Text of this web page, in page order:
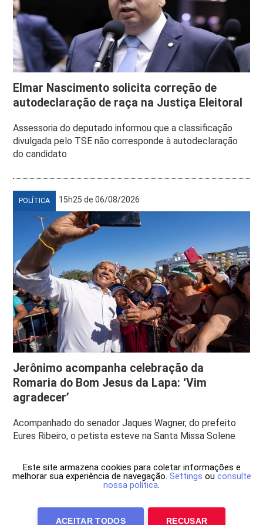
Elmar Nascimento solicita correção de
autodeclaração de raça na Justiça Eleitoral
Assessoria do deputado informou que a classificação
divulgada pelo TSE não corresponde à autodeclaração
do candidato
POLÍTICA 15h25 de 06/08/2026
Jerônimo acompanha celebração da
Romaria do Bom Jesus da Lapa: ‘Vim
agradecer’
Acompanhado do senador Jaques Wagner, do prefeito
Eures Ribeiro, o petista esteve na Santa Missa Solene
Este site armazena cookies para coletar informações e
melhorar sua experiência de navegação. Settings ou consulte
nossa política.
ACEITAR TODOS RECUSAR